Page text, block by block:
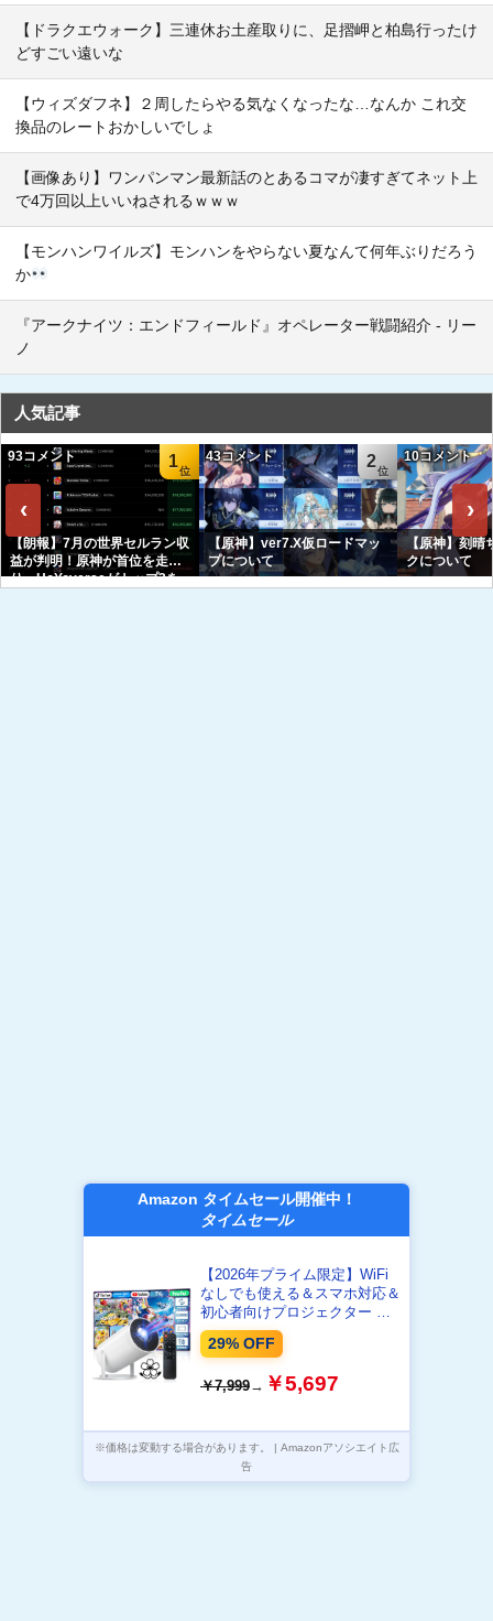
【ドラクエウォーク】三連休お土産取りに、足摺岬と柏島行ったけ
どすごい遠いな
【ウィズダフネ】２周したらやる気なくなったな…なんか これ交
換品のレートおかしいでしょ
【画像あり】ワンパンマン最新話のとあるコマが凄すぎてネット上
で4万回以上いいねされるｗｗｗ
【モンハンワイルズ】モンハンをやらない夏なんて何年ぶりだろう
か
『アークナイツ：エンドフィールド』オペレーター戦闘紹介 - リー
ノ
人気記事
‹
1
93コメント
【朗報】7月の世界セルラン収
益が判明！原神が首位を走
り、HoYoverseがトップ3を
2
43コメント
【原神】ver7.X仮ロードマッ
プについて
10コメント
【原神】刻
クについて
›
Amazon タイムセール開催中！
タイムセール
【2026年プライム限定】WiFi
なしでも使える＆スマホ対応＆
初心者向けプロジェクター 小
型 家庭用 270°回転 32000LM高
輝度 1080P HD 電動台形補正
投影 有線接続 短距離投影
Stick/PS機対応 ギフト お盆
WiFIとBluetoothがなし
29% OFF
￥7,999→ ￥5,697
※価格は変動する場合があります。 | Amazonアソシエイト広
告